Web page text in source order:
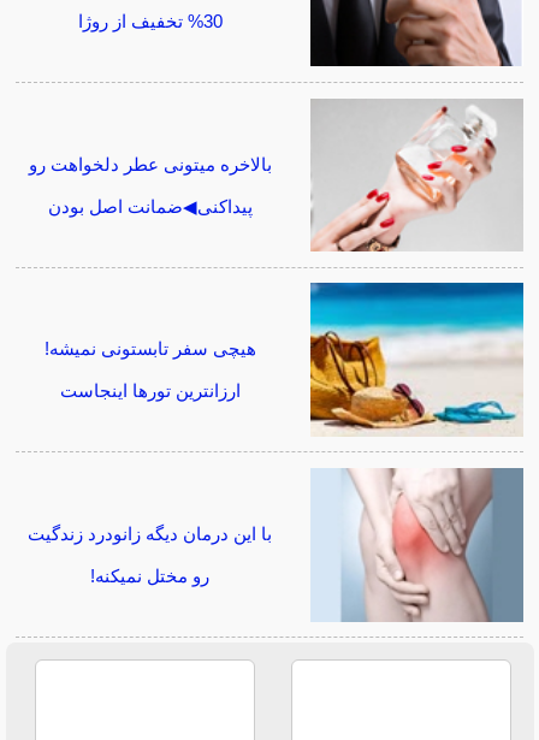
30% تخفیف از روژا
بالاخره میتونی عطر دلخواهت رو
پیداکنی◀ضمانت اصل بودن
هیچی سفر تابستونی نمیشه!
ارزانترین تورها اینجاست
با این درمان دیگه زانودرد زندگیت
رو مختل نمیکنه!